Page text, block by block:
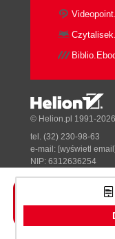
© Helion.pl 1991-2026
tel. (32) 230-98-63
e-mail: [wyświetl
NIP: 6312636254